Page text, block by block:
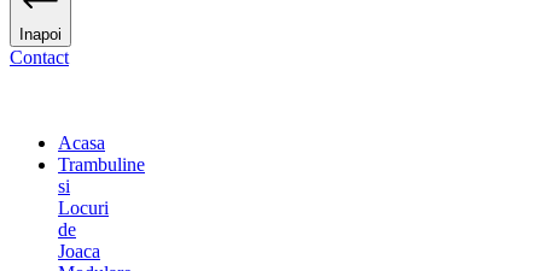
Inapoi
Contact
Acasa
Trambuline
si
Locuri
de
Joaca